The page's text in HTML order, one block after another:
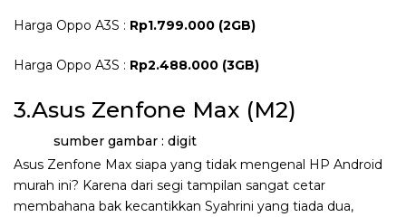
Harga Oppo A3S : Rp1.799.000 (2GB)
Harga Oppo A3S : Rp2.488.000 (3GB)
3.Asus Zenfone Max (M2)
sumber gambar : digit
Asus Zenfone Max siapa yang tidak mengenal HP Android
murah ini? Karena dari segi tampilan sangat cetar
membahana bak kecantikkan Syahrini yang tiada dua,